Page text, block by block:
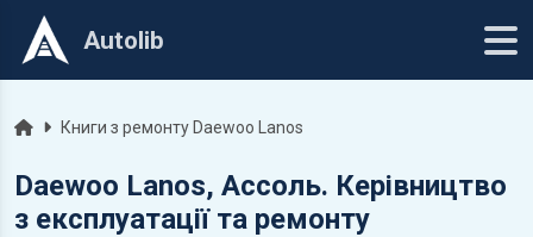
Autolib
ГоловнаКниги з ремонту Daewoo Lanos
Daewoo Lanos, Ассоль. Керівництво
з експлуатації та ремонту